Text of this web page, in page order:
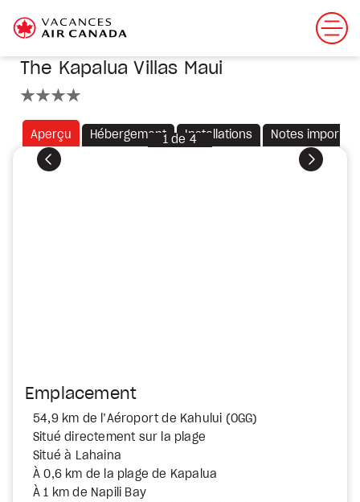
The Kapalua Villas Maui
Aperçu Hébergement Installations Notes
Précédent Suivant
1 de 4
Emplacement
54,9 km de l’Aéroport de Kahului (OGG)
Situé directement sur la plage
Situé à Lahaina
À 0,6 km de la plage de Kapalua
À 1 km de Napili Bay